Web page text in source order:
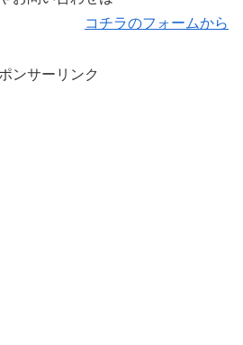
コチラのフォームから
ンサーリンク